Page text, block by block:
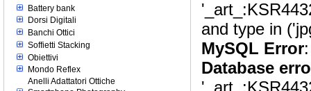
Battery bank
Dorsi Digitali
Banchi Ottici
Soffietti Stacking
Obiettivi
Mondo Reflex
Anelli Adattatori Ottiche
and type in
MySQL Error
Database